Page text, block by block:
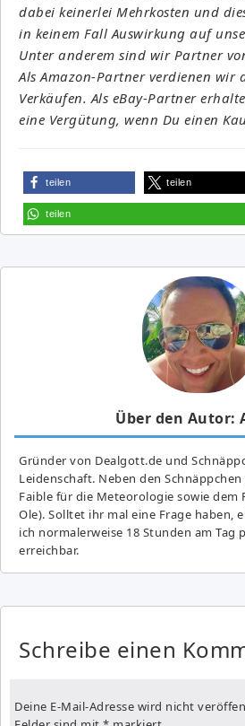
dabei keinerlei Mehrkosten und
in keinem Fall Auswirkung auf
Unter anderem sind wir Partner
Als Amazon-Partner verdienen wir
Verkäufen. Als eBay-Partner
eine Vergütung, wenn Du einen
teilen teilen
teilen
Über den Autor:
Gründer von Dealgott.de und
Leidenschaft. Neben den
Fai­ble für die Meteorologie sowie dem
Ole). Solltet ihr mal eine Frage haben,
ich normalerweise 18 Stunden am Tag
erreichbar.
Schreibe einen
Deine E-Mail-Adresse wird nicht